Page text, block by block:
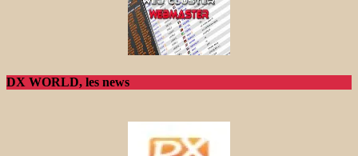
DX WORLD, les news